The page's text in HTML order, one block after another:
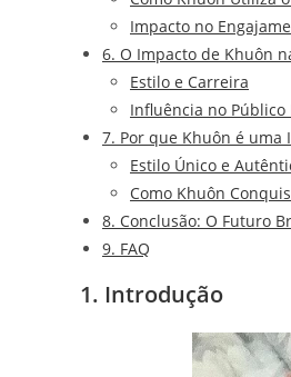
Impacto no
6. O Impacto de Khuôn
Estilo e Carreira
Influência no
7. Por que Khuôn é
Estilo Único e
Como Khuôn
8. Conclusão: O Futuro
9. FAQ
1. Introdução